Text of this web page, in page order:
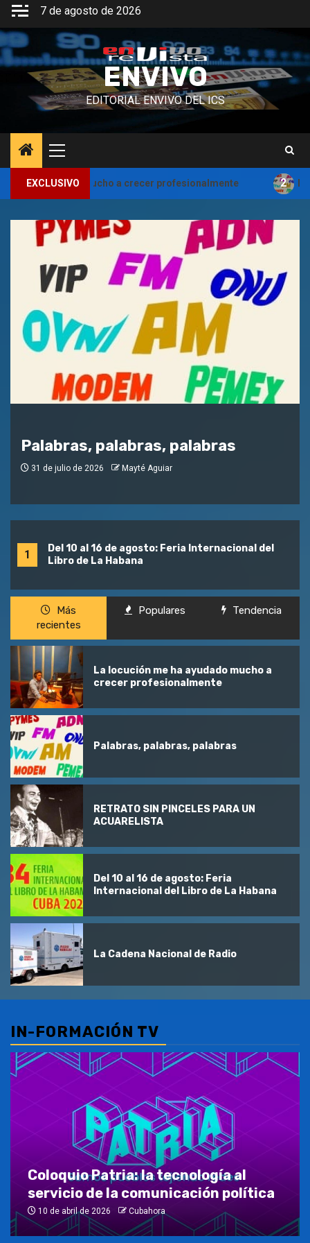
Saltar
contenido
7 de agosto de 2026
ENVIVO
EDITORIAL ENVIVO DEL ICS
Menú
principal
EXCLUSIVO
mucho a crecer profesionalmente 2 Palabras,
1
Del 10 al 16 de agosto: Feria Internacional del
Libro de La Habana
Palabras, palabras, palabras
31 de julio de 2026 Mayté Aguiar
Más
recientes
Populares Tendencia
La locución me ha ayudado mucho a
crecer profesionalmente
Palabras, palabras, palabras
RETRATO SIN PINCELES PARA UN
ACUARELISTA
Del 10 al 16 de agosto: Feria
Internacional del Libro de La Habana
La Cadena Nacional de Radio
IN-FORMACIÓN TV
Coloquio Patria: la tecnología al
servicio de la comunicación política
10 de abril de 2026 Cubahora